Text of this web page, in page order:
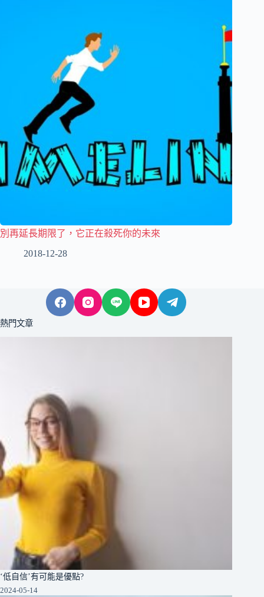
別再延長期限了，它正在殺死你的未來
2018-12-28
熱門文章
‘低自信’有可能是優點?
2024-05-14